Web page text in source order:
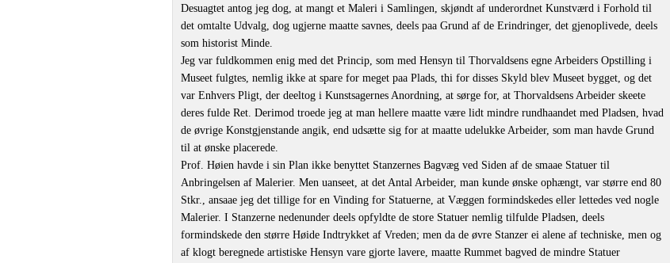
Desuagtet antog jeg dog, at mangt et Maleri i Samlingen, skjøndt af underordnet Kunstværd i Forhold til
det omtalte Udvalg, dog ugjerne maatte savnes, deels paa Grund af de Erindringer, det gjenoplivede, deels
som historist Minde.
Jeg var fuldkommen enig med det Princip, som med Hensyn til Thorvaldsens egne Arbeiders Opstilling i
Museet fulgtes, nemlig ikke at spare for meget paa Plads, thi for disses Skyld blev Museet bygget, og det
var Enhvers Pligt, der deeltog i Kunstsagernes Anordning, at sørge for, at Thorvaldsens Arbeider skeete
deres fulde Ret. Derimod troede jeg at man hellere maatte være lidt mindre rundhaandet med Pladsen, hvad
de øvrige Konstgjenstande angik, end udsætte sig for at maatte udelukke Arbeider, som man havde Grund
til at ønske placerede.
Prof. Høien havde i sin Plan ikke benyttet Stanzernes Bagvæg ved Siden af de smaae Statuer til
Anbringelsen af Malerier. Men uanseet, at det Antal Arbeider, man kunde ønske ophængt, var større end 80
Stkr., ansaae jeg det tillige for en Vinding for Statuerne, at Væggen formindskedes eller lettedes ved nogle
Malerier. I Stanzerne nedenunder deels opfyldte de store Statuer nemlig tilfulde Pladsen, deels
formindskede den større Høide Indtrykket af Vreden; men da de øvre Stanzer ei alene af techniske, men og
af klogt beregnede artistiske Hensyn vare gjorte lavere, maatte Rummet bagved de mindre Statuer